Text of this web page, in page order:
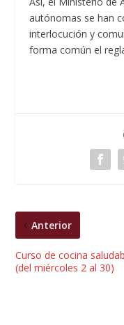
autónomas se han
interlocución y
forma común el
Anterior
Curso de cocina
(del miércoles 2 al 30)